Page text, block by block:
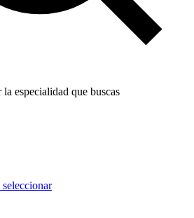
especialidad que buscas